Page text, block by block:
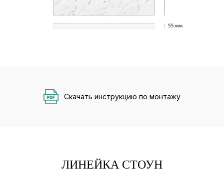
Скачать инструкцию по монтажу
ЛИНЕЙКА СТОУН